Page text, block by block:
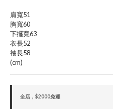
肩寬51
胸寬60
下擺寬63
衣長52
袖長58
(cm)
全店，$2000免運